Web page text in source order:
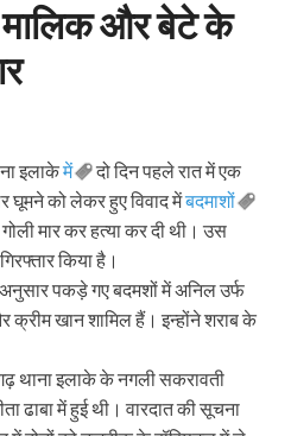
और बेटे के
इलाकेमें
दो दिन पहले रात में एक
घूमने को लेकर हुए विवाद मेंबदमाशों
मार कर हत्या कर दी थी। उस
किया है।
पकड़े गए बदमशों में अनिल उर्फ
क्रीम खान शामिल हैं। इन्होंने शराब के
थाना इलाके के नगली सकरावती
ढाबा में हुई थी। वारदात की सूचना